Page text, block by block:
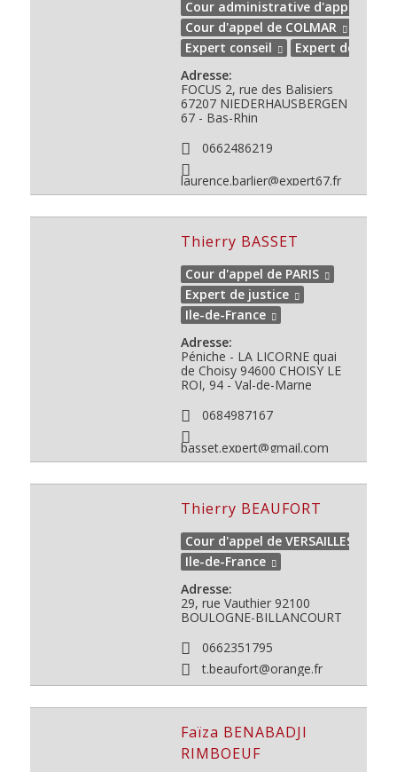
Cour administrative d'appel de
Cour d'appel de COLMAR
Expert conseil
Expert de
Adresse:
FOCUS 2, rue des Balisiers
67207 NIEDERHAUSBERGEN
67 - Bas-Rhin
0662486219
laurence.barlier@expert67.fr
Thierry BASSET
Cour d'appel de PARIS
Expert de justice
Ile-de-France
Adresse:
Péniche - LA LICORNEquai
de Choisy 94600 CHOISY LE
ROI, 94 - Val-de-Marne
0684987167
basset.expert@gmail.com
Thierry BEAUFORT
Cour d'appel de VERSAILLES
Ile-de-France
Adresse:
29, rue Vauthier 92100
BOULOGNE-BILLANCOURT
0662351795
t.beaufort@orange.fr
Faïza BENABADJI
RIMBOEUF